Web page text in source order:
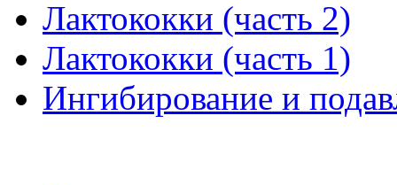
Лактококки (часть 2)
Лактококки (часть 1)
Ингибирование и